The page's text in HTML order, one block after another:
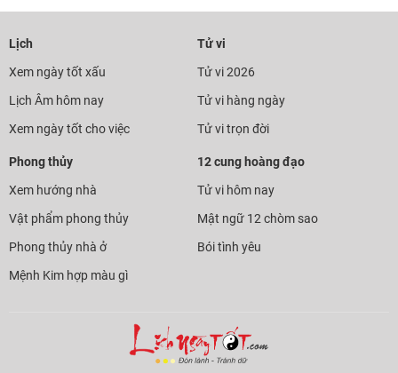
Lịch
Xem ngày tốt xấu
Lịch Âm hôm nay
Xem ngày tốt cho việc
Tử vi
Tử vi 2026
Tử vi hàng ngày
Tử vi trọn đời
Phong thủy
Xem hướng nhà
Vật phẩm phong thủy
Phong thủy nhà ở
Mệnh Kim hợp màu gì
12 cung hoàng đạo
Tử vi hôm nay
Mật ngữ 12 chòm sao
Bói tình yêu